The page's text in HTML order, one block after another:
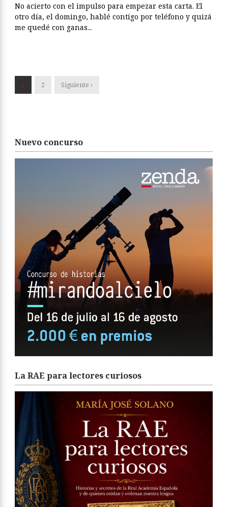
No acierto con el impulso para empezar esta carta. El
otro día, el domingo, hablé contigo por teléfono y quizá
me quedé con ganas...
1 2 Siguiente ›
Nuevo concurso
La RAE para lectores curiosos